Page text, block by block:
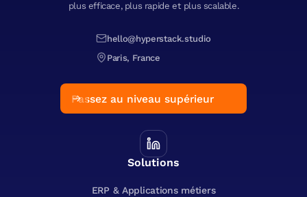
plus efficace, plus rapide et plus scalable.
hello@hyperstack.studio
Paris, France
Passez au niveau supérieur
Solutions
ERP & Applications métiers